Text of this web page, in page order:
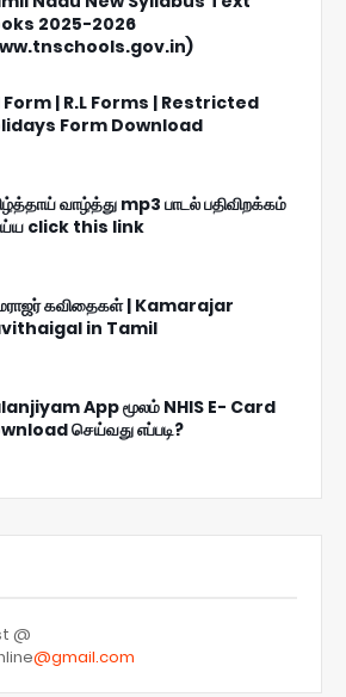
2025-2026
Form | R.L Forms | Restricted
Form Download
வாழ்த்து mp3 பாடல் பதிவிறக்கம்
click this link
கவிதைகள் | Kamarajar
in Tamil
App மூலம் NHIS E- Card
செய்வது எப்படி?
@
@gmail.com